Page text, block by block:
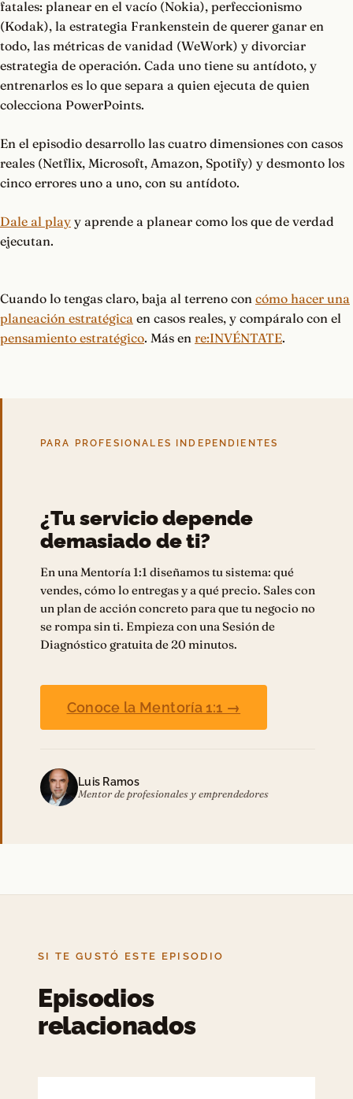
fatales: planear en el vacío (Nokia), perfeccionismo
(Kodak), la estrategia Frankenstein de querer ganar en
todo, las métricas de vanidad (WeWork) y divorciar
estrategia de operación. Cada uno tiene su antídoto, y
entrenarlos es lo que separa a quien ejecuta de quien
colecciona PowerPoints.
En el episodio desarrollo las cuatro dimensiones con casos
reales (Netflix, Microsoft, Amazon, Spotify) y desmonto los
cinco errores uno a uno, con su antídoto.
Dale al play y aprende a planear como los que de verdad
ejecutan.
Cuando lo tengas claro, baja al terreno con cómo hacer una
planeación estratégica en casos reales, y compáralo con el
pensamiento estratégico. Más en re:INVÉNTATE.
PARA PROFESIONALES INDEPENDIENTES
¿Tu servicio depende
demasiado de ti?
En una Mentoría 1:1 diseñamos tu sistema: qué
vendes, cómo lo entregas y a qué precio. Sales con
un plan de acción concreto para que tu negocio no
se rompa sin ti. Empieza con una Sesión de
Diagnóstico gratuita de 20 minutos.
Conoce la Mentoría 1:1 →
Luis Ramos
Mentor de profesionales y emprendedores
SI TE GUSTÓ ESTE EPISODIO
Episodios
relacionados